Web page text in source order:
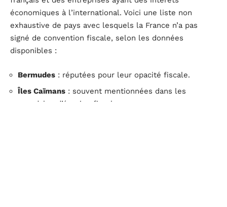
économiques à l’international. Voici une liste non
exhaustive de pays avec lesquels la France n’a pas
signé de convention fiscale, selon les données
disponibles :
Bermudes : réputées pour leur opacité fiscale.
Îles Caïmans : souvent mentionnées dans les
scandales d’évasion fiscale.